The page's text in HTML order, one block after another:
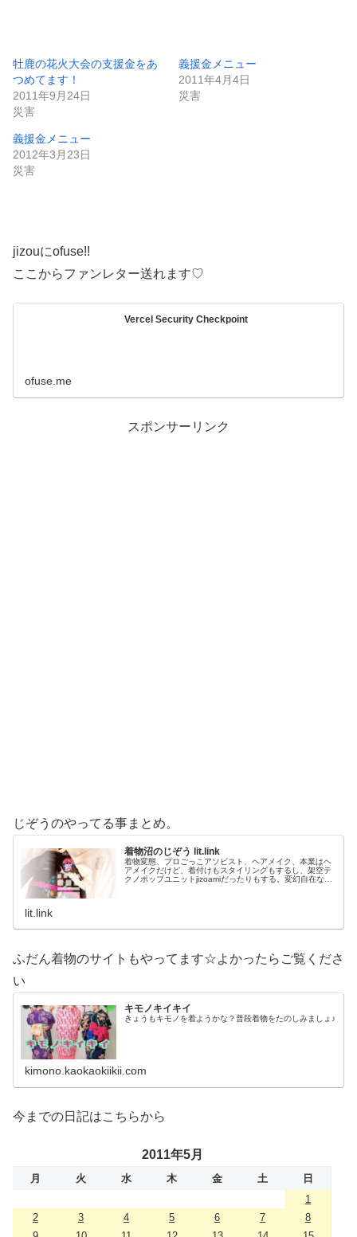
牡鹿の花火大会の支援金をあ
つめてます！
2011年9月24日
災害
義援金メニュー
2011年4月4日
災害
義援金メニュー
2012年3月23日
災害
jizouにofuse!!
ここからファンレター送れます♡
Vercel Security Checkpoint
ofuse.me
スポンサーリンク
じぞうのやってる事まとめ。
着物沼のじぞう lit.link
着物変態、プロごっこアソビスト、ヘアメイク、本業はヘ
アメイクだけど、着付けもスタイリングもするし、架空テ
クノポップユニットjizoamiだったりもする。変幻自在なた
lit.link
ふだん着物のサイトもやってます☆よかったらご覧くださ
い
キモノキイキイ
きょうもキモノを着ようかな？普段着物をたのしみましょ♪
kimono.kaokaokiikii.com
今までの日記はこちらから
2011年5月
月 火 水 木 金 土
日
1
2
3 4 5 6 7
8